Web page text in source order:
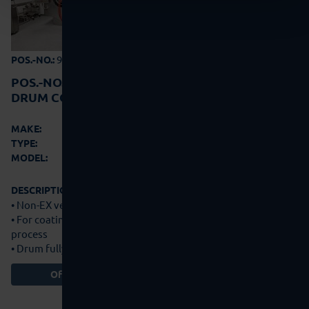
POS.-NO.:99-0845
POS.-NO.:
DRUM COATER
MAKE:
TYPE:
MODEL:
DESCRIPTION:
• Non-EX version
• For coating and coating tablets using the film coating
process
• Drum fully perforated with mixing paddles…
Offer Basket